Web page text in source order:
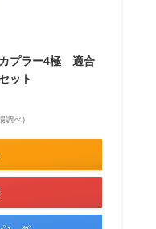
プラー4極 適合
ット
べ）